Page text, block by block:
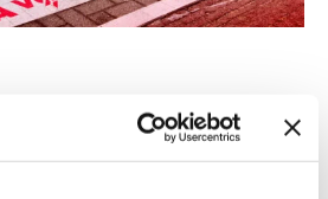
Hotels starten
DC-